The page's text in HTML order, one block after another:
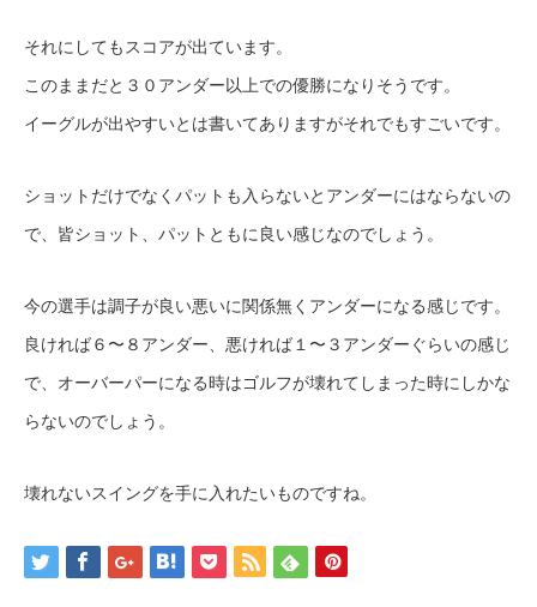
それにしてもスコアが出ています。
このままだと３０アンダー以上での優勝になりそうです。
イーグルが出やすいとは書いてありますがそれでもすごいです。
ショットだけでなくパットも入らないとアンダーにはならないの
で、皆ショット、パットともに良い感じなのでしょう。
今の選手は調子が良い悪いに関係無くアンダーになる感じです。
良ければ６〜８アンダー、悪ければ１〜３アンダーぐらいの感じ
で、オーバーパーになる時はゴルフが壊れてしまった時にしかな
らないのでしょう。
壊れないスイングを手に入れたいものですね。